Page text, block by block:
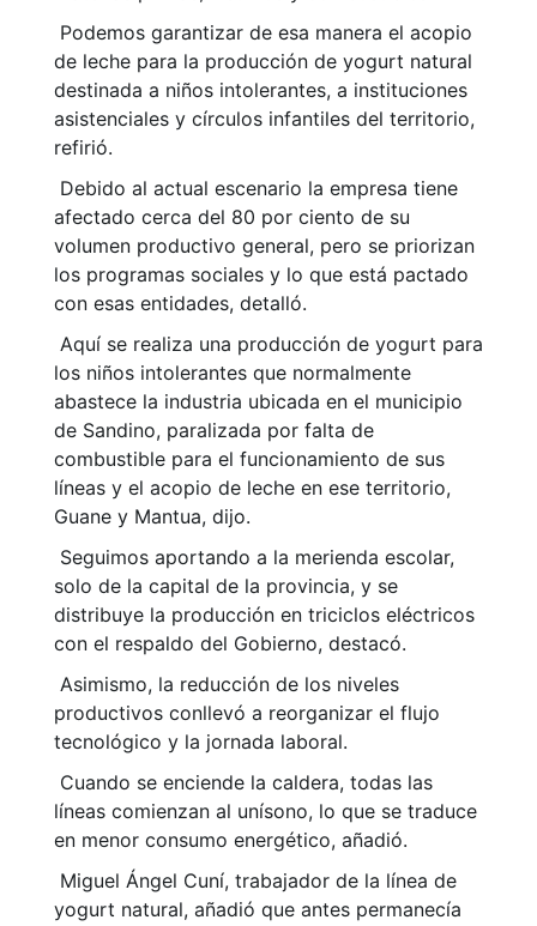
Podemos garantizar de esa manera el acopio
de leche para la producción de yogurt natural
destinada a niños intolerantes, a instituciones
asistenciales y círculos infantiles del territorio,
refirió.
Debido al actual escenario la empresa tiene
afectado cerca del 80 por ciento de su
volumen productivo general, pero se priorizan
los programas sociales y lo que está pactado
con esas entidades, detalló.
Aquí se realiza una producción de yogurt para
los niños intolerantes que normalmente
abastece la industria ubicada en el municipio
de Sandino, paralizada por falta de
combustible para el funcionamiento de sus
líneas y el acopio de leche en ese territorio,
Guane y Mantua, dijo.
Seguimos aportando a la merienda escolar,
solo de la capital de la provincia, y se
distribuye la producción en triciclos eléctricos
con el respaldo del Gobierno, destacó.
Asimismo, la reducción de los niveles
productivos conllevó a reorganizar el flujo
tecnológico y la jornada laboral.
Cuando se enciende la caldera, todas las
líneas comienzan al unísono, lo que se traduce
en menor consumo energético, añadió.
Miguel Ángel Cuní, trabajador de la línea de
yogurt natural, añadió que antes permanecía